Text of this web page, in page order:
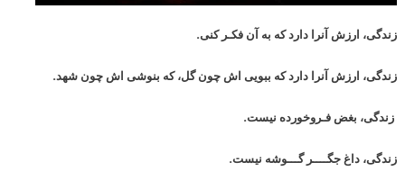
زندگی، ارزش آنرا دارد که به آن فکـر کنی.
زندگی، ارزش آنرا دارد که ببویی اش چون گل، که بنوشی اش چون شهد.
زندگی، بغض فـروخورده نیست.
زندگی، داغ جگــــر گـــوشه نیست.